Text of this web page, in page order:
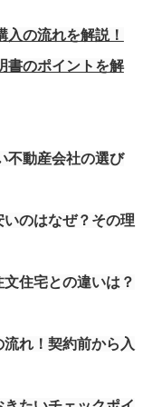
入の流れを解説！
書のポイントを解
不動産会社の選び
のはなぜ？その理
住宅との違いは？
れ！契約前から入